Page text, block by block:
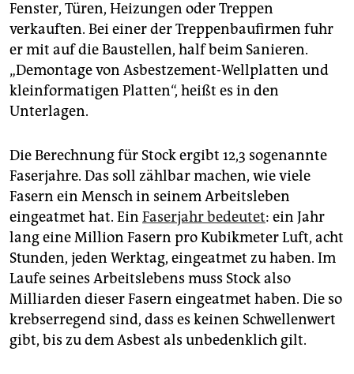
Fenster, Türen, Heizungen oder Treppen
verkauften. Bei einer der Treppenbaufirmen fuhr
er mit auf die Baustellen, half beim Sanieren.
„Demontage von Asbestzement-Wellplatten und
kleinformatigen Platten“, heißt es in den
Unterlagen.
Die Berechnung für Stock ergibt 12,3 sogenannte
Faserjahre. Das soll zählbar machen, wie viele
Fasern ein Mensch in seinem Arbeitsleben
eingeatmet hat. Ein Faserjahr bedeutet: ein Jahr
lang eine Million Fasern pro Kubikmeter Luft, acht
Stunden, jeden Werktag, eingeatmet zu haben. Im
Laufe seines Arbeitslebens muss Stock also
Milliarden dieser Fasern eingeatmet haben. Die so
krebserregend sind, dass es keinen Schwellenwert
gibt, bis zu dem Asbest als unbedenklich gilt.